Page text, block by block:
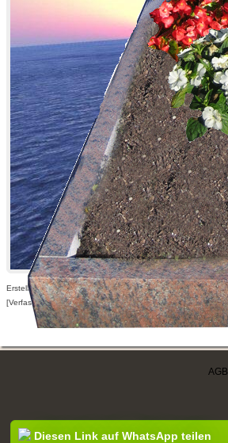
Erstellt am 04.11.2010,
[Verfasser nur für angemeldete Benutzer sichtbar]
AGB
Diesen Link auf WhatsApp teilen